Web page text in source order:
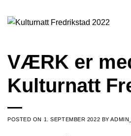
VÆRK er
Kulturnatt
POSTED ON 1. SEPTEMBER 2022 BY